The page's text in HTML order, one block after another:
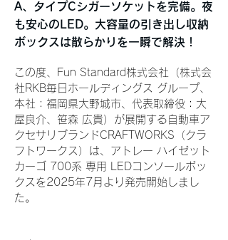
A、タイプCシガーソケットを完備。夜
も安心のLED。大容量の引き出し収納
ボックスは散らかりを一瞬で解決！
この度、Fun Standard株式会社（株式会
社RKB毎日ホールディングス グループ、
本社：福岡県大野城市、代表取締役：大
屋良介、笹森 広貴）が展開する自動車ア
クセサリブランドCRAFTWORKS（クラ
フトワークス）は、アトレー ハイゼット
カーゴ 700系 専用 LEDコンソールボッ
クスを2025年7月より発売開始しまし
た。